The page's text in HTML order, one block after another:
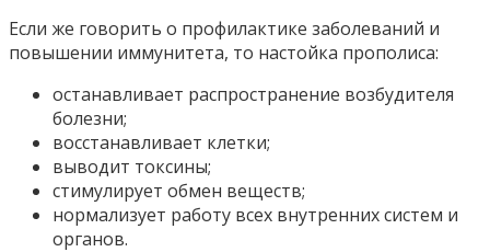
Если же говорить о профилактике заболеваний и
повышении иммунитета, то настойка прополиса:
останавливает распространение возбудителя
болезни;
восстанавливает клетки;
выводит токсины;
стимулирует обмен веществ;
нормализует работу всех внутренних систем и
органов.